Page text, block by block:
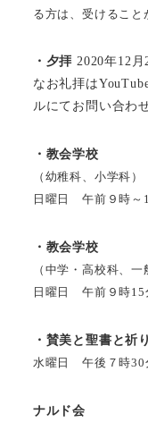
る方は、受けること
・夕拝 2020年12
なお礼拝は
ルにてお問い合わ
・教会学校
（幼稚科、小学科）
日曜日 午前９時～
・教会学校
（中学・高校科、一
日曜日 午前９時15
・賛美と聖書と祈
水曜日 午後７時30
ナルド会